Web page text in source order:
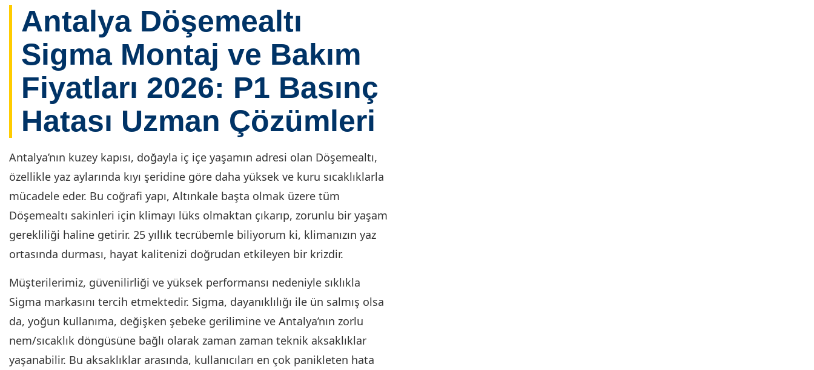
Antalya Döşemealtı
Sigma Montaj ve Bakım
Fiyatları 2026: P1 Basınç
Hatası Uzman Çözümleri
Antalya’nın kuzey kapısı, doğayla iç içe yaşamın adresi olan Döşemealtı,
özellikle yaz aylarında kıyı şeridine göre daha yüksek ve kuru sıcaklıklarla
mücadele eder. Bu coğrafi yapı, Altınkale başta olmak üzere tüm
Döşemealtı sakinleri için klimayı lüks olmaktan çıkarıp, zorunlu bir yaşam
gerekliliği haline getirir. 25 yıllık tecrübemle biliyorum ki, klimanızın yaz
ortasında durması, hayat kalitenizi doğrudan etkileyen bir krizdir.
Müşterilerimiz, güvenilirliği ve yüksek performansı nedeniyle sıklıkla
Sigma markasını tercih etmektedir. Sigma, dayanıklılığı ile ün salmış olsa
da, yoğun kullanıma, değişken şebeke gerilimine ve Antalya’nın zorlu
nem/sıcaklık döngüsüne bağlı olarak zaman zaman teknik aksaklıklar
yaşanabilir. Bu aksaklıklar arasında, kullanıcıları en çok panikleten hata